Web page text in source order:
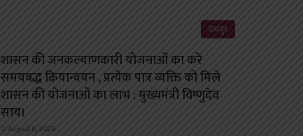
रायपुर
शासन की जनकल्याणकारी योजनाओं का करें
समयबद्ध क्रियान्वयन , प्रत्येक पात्र व्यक्ति को मिले
शासन की योजनाओं का लाभ : मुख्यमंत्री विष्णुदेव
साय।
August 6, 2026